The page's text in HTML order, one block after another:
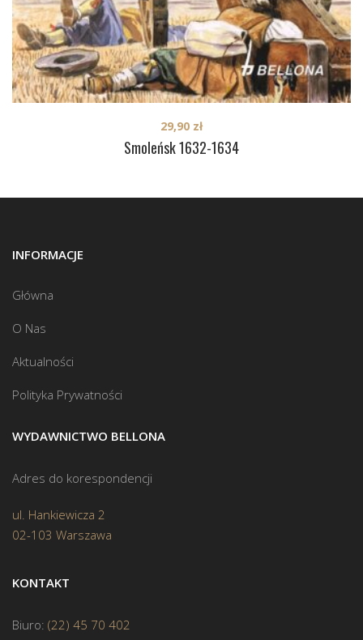
Smoleńsk 1632-1634
29,90 zł
INFORMACJE
Główna
O Nas
Aktualności
Polityka Prywatności
WYDAWNICTWO BELLONA
Adres do korespondencji
ul. Hankiewicza 2
02-103 Warszawa
KONTAKT
Biuro: (22) 45 70 402